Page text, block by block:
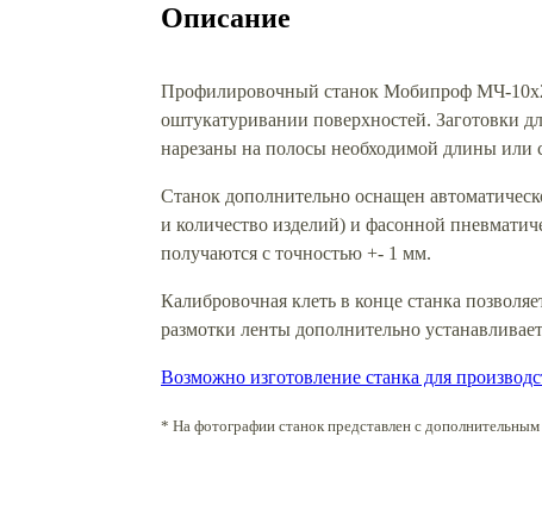
Описание
Профилировочный станок Мобипроф МЧ-
оштукатуривании поверхностей. Заготовки
нарезаны на полосы необходимой длины или
Станок дополнительно оснащен
и количество изделий) и фасонной
получаются с точностью +- 1 мм.
Калибровочная клеть в конце станка
размотки ленты дополнительно
Возможно изготовление станка для
* На фотографии станок представлен с